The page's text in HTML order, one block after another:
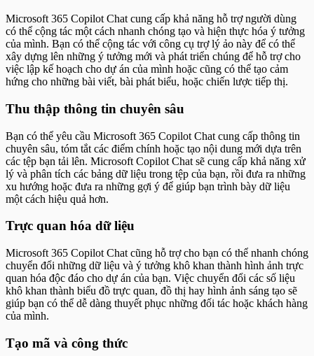
Microsoft 365 Copilot Chat cung cấp khả năng hỗ trợ người dùng
có thể cộng tác một cách nhanh chóng tạo và hiện thực hóa ý tưởng
của mình. Bạn có thể cộng tác với công cụ trợ lý ảo này để có thể
xây dựng lên những ý tưởng mới và phát triển chúng để hỗ trợ cho
việc lập kế hoạch cho dự án của mình hoặc cũng có thể tạo cảm
hứng cho những bài viết, bài phát biểu, hoặc chiến lược tiếp thị.
Thu thập thông tin chuyên sâu
Bạn có thể yêu cầu Microsoft 365 Copilot Chat cung cấp thông tin
chuyên sâu, tóm tắt các điểm chính hoặc tạo nội dung mới dựa trên
các tệp bạn tải lên. Microsoft Copilot Chat sẽ cung cấp khả năng xử
lý và phân tích các bảng dữ liệu trong tệp của bạn, rồi đưa ra những
xu hướng hoặc đưa ra những gợi ý để giúp bạn trình bày dữ liệu
một cách hiệu quả hơn.
Trực quan hóa dữ liệu
Microsoft 365 Copilot Chat cũng hỗ trợ cho bạn có thể nhanh chóng
chuyển đổi những dữ liệu và ý tưởng khô khan thành hình ảnh trực
quan hóa độc đáo cho dự án của bạn. Việc chuyển đổi các số liệu
khô khan thành biểu đồ trực quan, đồ thị hay hình ảnh sáng tạo sẽ
giúp bạn có thể dễ dàng thuyết phục những đối tác hoặc khách hàng
của mình.
Tạo mã và công thức